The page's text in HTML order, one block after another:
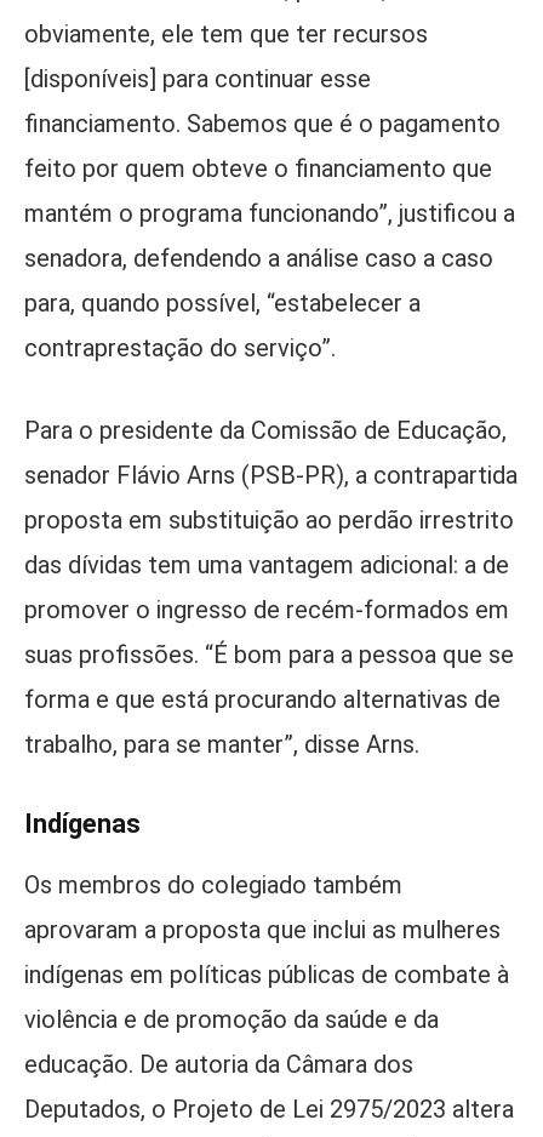
obviamente, ele tem que ter recursos
[disponíveis] para continuar esse
financiamento. Sabemos que é o pagamento
feito por quem obteve o financiamento que
mantém o programa funcionando”, justificou a
senadora, defendendo a análise caso a caso
para, quando possível, “estabelecer a
contraprestação do serviço”.
Para o presidente da Comissão de Educação,
senador Flávio Arns (PSB-PR), a contrapartida
proposta em substituição ao perdão irrestrito
das dívidas tem uma vantagem adicional: a de
promover o ingresso de recém-formados em
suas profissões. “É bom para a pessoa que se
forma e que está procurando alternativas de
trabalho, para se manter”, disse Arns.
Indígenas
Os membros do colegiado também
aprovaram a proposta que inclui as mulheres
indígenas em políticas públicas de combate à
violência e de promoção da saúde e da
educação. De autoria da Câmara dos
Deputados, o Projeto de Lei 2975/2023 altera